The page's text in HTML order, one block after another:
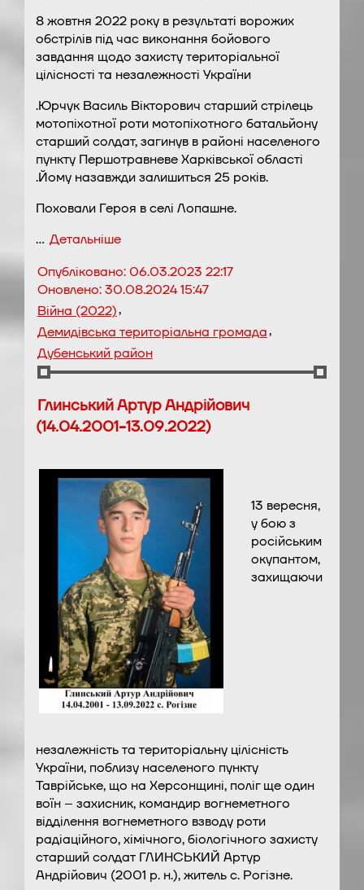
8 жовтня 2022 року в результаті ворожих
обстрілів під час виконання бойового
завдання щодо захисту територіальної
цілісності та незалежності України
.Юрчук Василь Вікторович старший стрілець
мотопіхотної роти мотопіхотного батальйону
старший солдат, загинув в районі населеного
пункту Першотравневе Харківської області
.Йому назавжди залишиться 25 років.
Поховали Героя в селі Лопашне.
… Детальніше
Опубліковано:06.03.2023 22:17
Оновлено:30.08.2024 15:47
Війна (2022),
Демидівська територіальна громада,
Дубенський район
Глинський Артур Андрійович
(14.04.2001-13.09.2022)
13 вересня,
у бою з
російським
окупантом,
захищаючи
незалежність та територіальну цілісність
України, поблизу населеного пункту
Таврійське, що на Херсонщині, поліг ще один
воїн – захисник, командир вогнеметного
відділення вогнеметного взводу роти
радіаційного, хімічного, біологічного захисту
старший солдат ГЛИНСЬКИЙ Артур
Андрійович (2001 р. н.), житель с. Рогізне.